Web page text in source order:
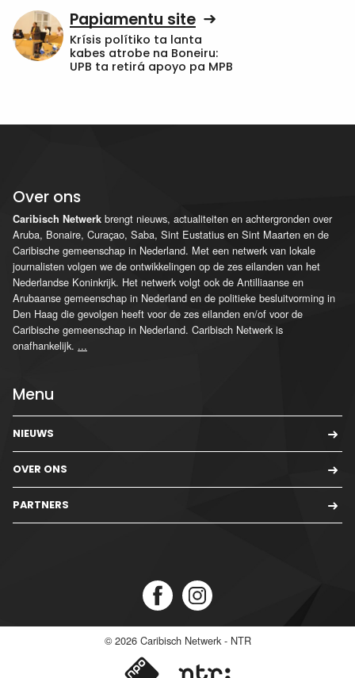
Papiamentu site
Krísis polítiko ta lanta
kabes atrobe na Boneiru:
UPB ta retirá apoyo pa MPB
Over ons
Caribisch Netwerk brengt nieuws, actualiteiten en achtergronden over
Aruba, Bonaire, Curaçao, Saba, Sint Eustatius en Sint Maarten en de
Caribische gemeenschap in Nederland. Met een netwerk van lokale
journalisten volgen we de ontwikkelingen op de zes eilanden van het
Nederlandse Koninkrijk. Het netwerk volgt ook de Antilliaanse en
Arubaanse gemeenschap in Nederland en de politieke besluitvorming in
Den Haag die gevolgen heeft voor de zes eilanden en/of voor de
Caribische gemeenschap in Nederland. Caribisch Netwerk is
onafhankelijk. ...
Menu
NIEUWS
OVER ONS
PARTNERS
© 2026 Caribisch Netwerk - NTR